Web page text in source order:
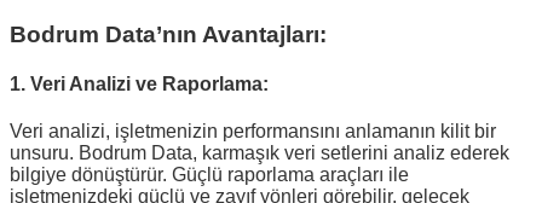
Bodrum Data’nın Avantajları:
1. Veri Analizi ve Raporlama:
Veri analizi, işletmenizin performansını anlamanın kilit bir
unsuru. Bodrum Data, karmaşık veri setlerini analiz ederek
bilgiye dönüştürür. Güçlü raporlama araçları ile
işletmenizdeki güçlü ve zayıf yönleri görebilir, gelecek